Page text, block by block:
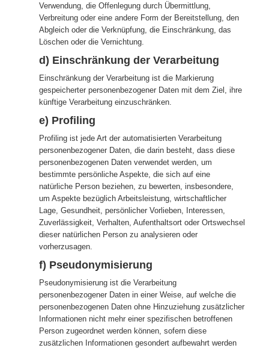
Verwendung, die Offenlegung durch Übermittlung,
Verbreitung oder eine andere Form der Bereitstellung, den
Abgleich oder die Verknüpfung, die Einschränkung, das
Löschen oder die Vernichtung.
d) Einschränkung der Verarbeitung
Einschränkung der Verarbeitung ist die Markierung
gespeicherter personenbezogener Daten mit dem Ziel, ihre
künftige Verarbeitung einzuschränken.
e) Profiling
Profiling ist jede Art der automatisierten Verarbeitung
personenbezogener Daten, die darin besteht, dass diese
personenbezogenen Daten verwendet werden, um
bestimmte persönliche Aspekte, die sich auf eine
natürliche Person beziehen, zu bewerten, insbesondere,
um Aspekte bezüglich Arbeitsleistung, wirtschaftlicher
Lage, Gesundheit, persönlicher Vorlieben, Interessen,
Zuverlässigkeit, Verhalten, Aufenthaltsort oder Ortswechsel
dieser natürlichen Person zu analysieren oder
vorherzusagen.
f) Pseudonymisierung
Pseudonymisierung ist die Verarbeitung
personenbezogener Daten in einer Weise, auf welche die
personenbezogenen Daten ohne Hinzuziehung zusätzlicher
Informationen nicht mehr einer spezifischen betroffenen
Person zugeordnet werden können, sofern diese
zusätzlichen Informationen gesondert aufbewahrt werden